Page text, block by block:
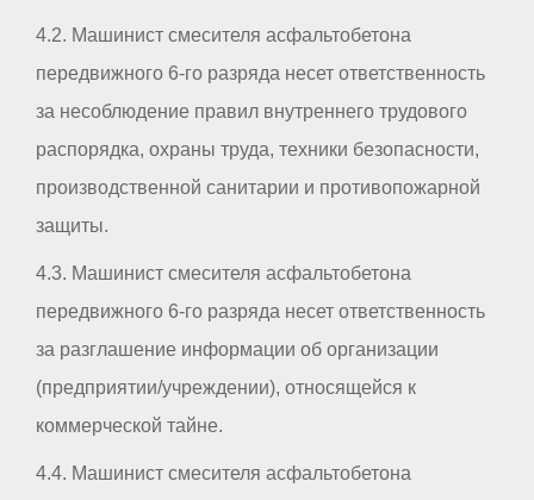
4.2. Машинист смесителя асфальтобетона
передвижного 6-го разряда несет ответственность
за несоблюдение правил внутреннего трудового
распорядка, охраны труда, техники безопасности,
производственной санитарии и противопожарной
защиты.
4.3. Машинист смесителя асфальтобетона
передвижного 6-го разряда несет ответственность
за разглашение информации об организации
(предприятии/учреждении), относящейся к
коммерческой тайне.
4.4. Машинист смесителя асфальтобетона